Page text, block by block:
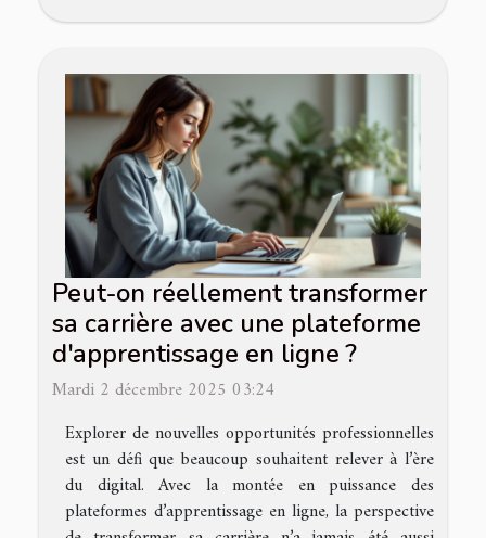
Peut-on réellement transformer
sa carrière avec une plateforme
d'apprentissage en ligne ?
Mardi 2 décembre 2025 03:24
Explorer de nouvelles opportunités professionnelles
est un défi que beaucoup souhaitent relever à l’ère
du digital. Avec la montée en puissance des
plateformes d’apprentissage en ligne, la perspective